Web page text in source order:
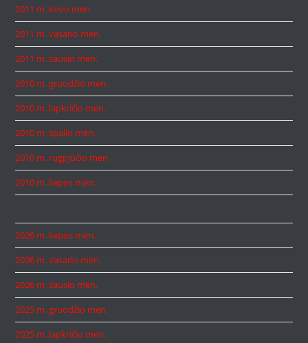
2011 m. kovo mėn.
2011 m. vasario mėn.
2011 m. sausio mėn.
2010 m. gruodžio mėn.
2010 m. lapkričio mėn.
2010 m. spalio mėn.
2010 m. rugpjūčio mėn.
2010 m. liepos mėn.
2026 m. liepos mėn.
2026 m. vasario mėn.
2026 m. sausio mėn.
2025 m. gruodžio mėn.
2025 m. lapkričio mėn.